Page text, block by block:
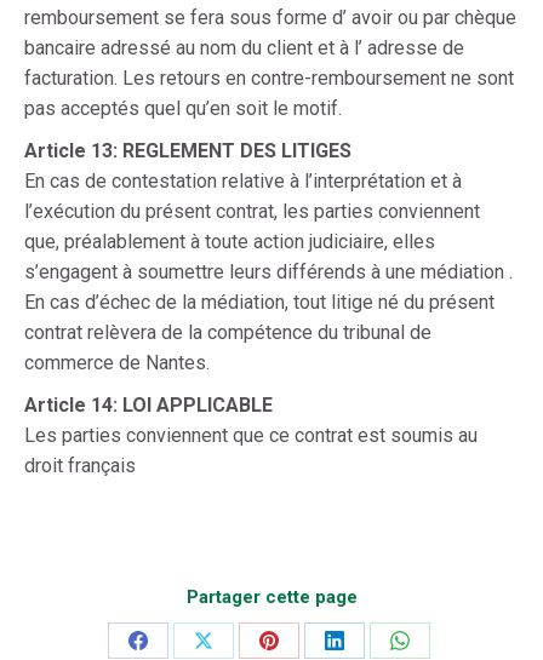
remboursement se fera sous forme d’ avoir ou par chèque
bancaire adressé au nom du client et à l’ adresse de
facturation. Les retours en contre-remboursement ne sont
pas acceptés quel qu’en soit le motif.
Article 13: REGLEMENT DES LITIGES
En cas de contestation relative à l’interprétation et à
l’exécution du présent contrat, les parties conviennent
que, préalablement à toute action judiciaire, elles
s’engagent à soumettre leurs différends à une médiation .
En cas d’échec de la médiation, tout litige né du présent
contrat relèvera de la compétence du tribunal de
commerce de Nantes.
Article 14: LOI APPLICABLE
Les parties conviennent que ce contrat est soumis au
droit français
Partager cette page